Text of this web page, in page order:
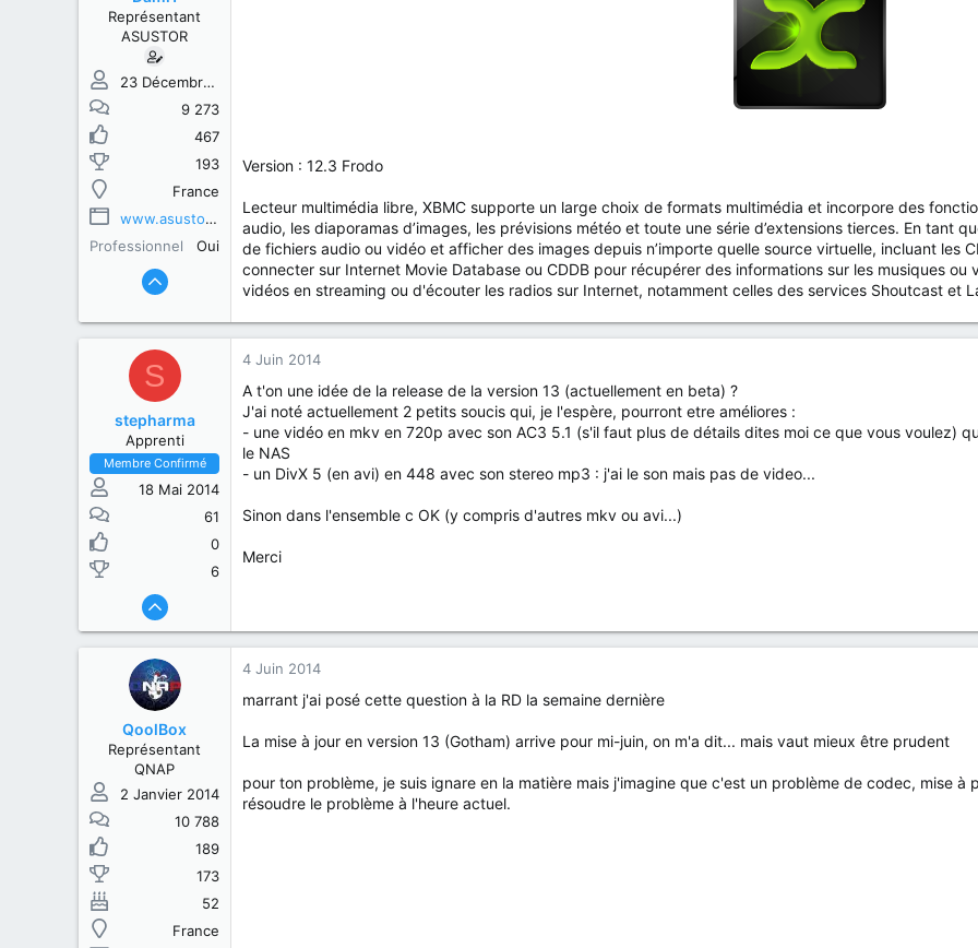
t
u
t
Représentant
ASUSTOR
23 Décembre 2013
9 273
467
193
France
www.asustor.com
Professionnel
Oui
Version : 12.3 Frodo
Lecteur multimédia libre, XBMC supporte un large choix de formats multimédia et incorpore des
audio, les diaporamas d’images, les prévisions météo et toute une série d’extensions tierces. En tant
de fichiers audio ou vidéo et afficher des images depuis n’importe quelle source virtuelle, incluant les
connecter sur Internet Movie Database ou CDDB pour récupérer des informations sur les musiques
vidéos en streaming ou d'écouter les radios sur Internet, notamment celles des services Shoutcast et
S
stepharma
Apprenti
Membre Confirmé
18 Mai 2014
61
0
6
4 Juin 2014
A t'on une idée de la release de la version 13 (actuellement en beta) ?
J'ai noté actuellement 2 petits soucis qui, je l'espère, pourront etre améliores :
- une vidéo en mkv en 720p avec son AC3 5.1 (s'il faut plus de détails dites moi ce que vous voulez)
le NAS
- un DivX 5 (en avi) en 448 avec son stereo mp3 : j'ai le son mais pas de video...
Sinon dans l'ensemble c OK (y compris d'autres mkv ou avi...)
Merci
QoolBox
Représentant
QNAP
2 Janvier 2014
10 788
189
173
52
France
4 Juin 2014
marrant j'ai posé cette question à la RD la semaine dernière
La mise à jour en version 13 (Gotham) arrive pour mi-juin, on m'a dit... mais vaut mieux être prudent
pour ton problème, je suis ignare en la matière mais j'imagine que c'est un problème de codec, mise
résoudre le problème à l'heure actuel.